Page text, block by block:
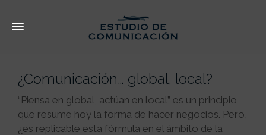
¿Comunicación… global, local?
“Piensa en global, actúan en local” es un principio
que resume hoy la forma de hacer negocios. Pero,
¿es replicable esta fórmula en el ámbito de la